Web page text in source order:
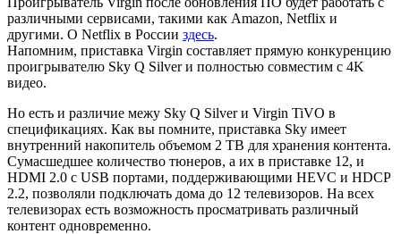
различными сервисами, такими как Amazon, Netflix и
другими. О Netflix в России здесь.
Напомним, приставка Virgin составляет прямую конкуренцию
проигрывателю Sky Q Silver и полностью совместим с 4K
видео.
Но есть и различие межу Sky Q Silver и Virgin TiVO в
спецификациях. Как вы помните, приставка Sky имеет
внутренний накопитель объемом 2 TB для хранения контента.
Сумасшедшее количество тюнеров, а их в приставке 12, и
HDMI 2.0 с USB портами, поддерживающими HEVC и HDCP
2.2, позволяли подключать дома до 12 телевизоров. На всех
телевизорах есть возможность просматривать различный
контент одновременно.